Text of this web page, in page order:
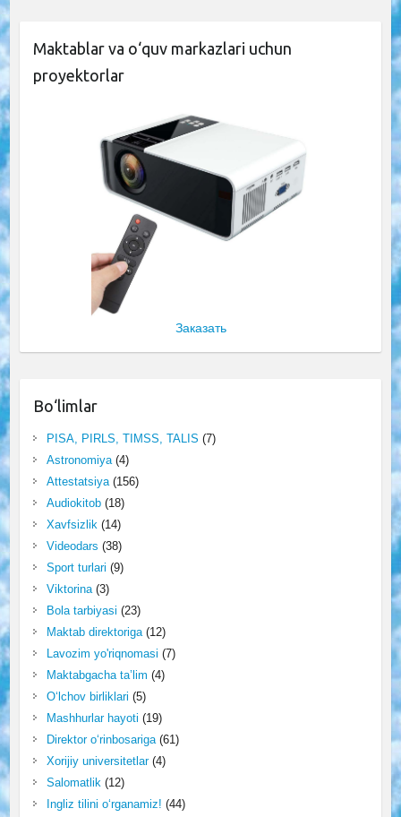
Maktablar va o‘quv markazlari uchun
proyektorlar
Заказать
Bo‘limlar
PISA, PIRLS, TIMSS, TALIS (7)
Astronomiya(4)
Attestatsiya(156)
Audiokitob(18)
Xavfsizlik (14)
Videodars (38)
Sport turlari (9)
Viktorina(3)
Bola tarbiyasi (23)
Maktab direktoriga(12)
Lavozim yo'riqnomasi (7)
Maktabgacha ta’lim (4)
O‘lchov birliklari (5)
Mashhurlar hayoti (19)
Direktor o‘rinbosariga(61)
Xorijiy universitetlar(4)
Salomatlik (12)
Ingliz tilini o‘rganamiz! (44)